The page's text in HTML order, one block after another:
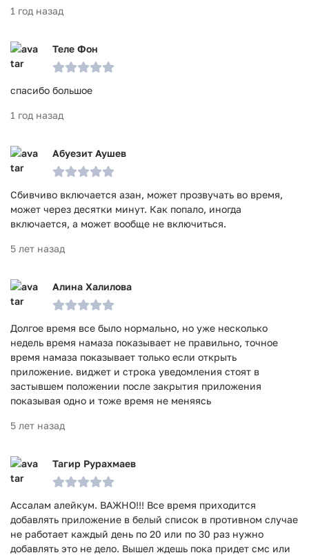
1 год назад
Теле Фон
спасибо большое
1 год назад
Абуезит Аушев
Сбивчиво включается азан, может прозвучать во время,
может через десятки минут. Как попало, иногда
включается, а может вообще не включиться.
5 лет назад
Алина Халилова
Долгое время все было нормально, но уже несколько
недель время намаза показывает не правильно, точное
время намаза показывает только если открыть
приложение. виджет и строка уведомления стоят в
застывшем положении после закрытия приложения
показывая одно и тоже время не меняясь
5 лет назад
Тагир Рурахмаев
Ассалам алейкум. ВАЖНО!!! Все время приходится
добавлять приложение в белый список в противном случае
не работает каждый день по 20 или по 30 раз нужно
добавлять это не дело. Вышел ждешь пока придет смс или